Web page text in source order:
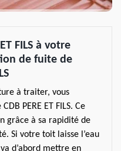
FILS à votre
de fuite de
à traiter, vous
PERE ET FILS. Ce
grâce à sa rapidité de
Si votre toit laisse l’eau
d’abord mettre en